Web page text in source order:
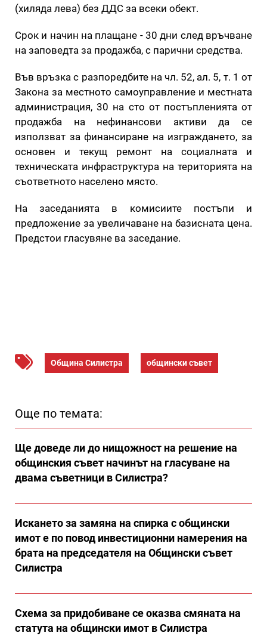
(хиляда лева) без ДДС за всеки обект.
Срок и начин на плащане - 30 дни след връчване
на заповедта за продажба, с парични средства.
Във връзка с разпоредбите на чл. 52, ал. 5, т. 1 от
Закона за местното самоуправление и местната
администрация, 30 на сто от постъпленията от
продажба на нефинансови активи да се
използват за финансиране на изграждането, за
основен и текущ ремонт на социалната и
техническата инфраструктура на територията на
съответното населено място.
На заседанията в комисиите постъпи и
предложение за увеличаване на базисната цена.
Предстои гласувяне ва заседание.
Община Силистра общински съвет
Още по темата:
Ще доведе ли до нищожност на решение на
общинския съвет начинът на гласуване на
двама съветници в Силистра?
Искането за замяна на спирка с общински
имот е по повод инвестиционни намерения на
брата на председателя на Общински съвет
Силистра
Схема за придобиване се оказва смяната на
статута на общински имот в Силистра